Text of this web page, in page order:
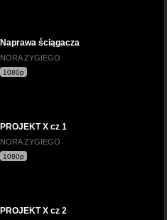
Naprawa ściągacza
NORA ZYGIEGO
1080p
PROJEKT X cz 1
NORA ZYGIEGO
1080p
PROJEKT X cz 2